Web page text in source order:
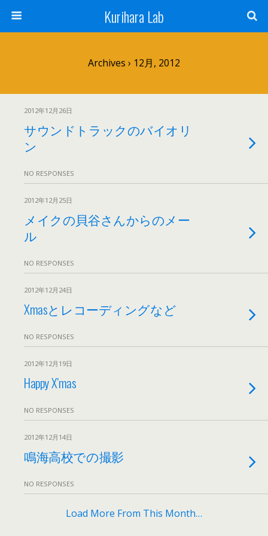
Kurihara Lab
Archives › 12月, 2012
2012年12月26日
サウンドトラックのバイオリ
ン
NO RESPONSES
2012年12月25日
メイクの貝谷さんからのメー
ル
NO RESPONSES
2012年12月24日
Xmasとレコーディングなど
NO RESPONSES
2012年12月19日
Happy X’mas
NO RESPONSES
2012年12月14日
鳴海高校での撮影
NO RESPONSES
Load More From This Month…